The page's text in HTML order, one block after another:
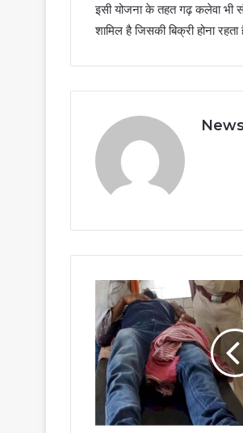
इसी योजना के तहत गढ़ कलेवा भी
शामिल है जिसकी बिक्री होना